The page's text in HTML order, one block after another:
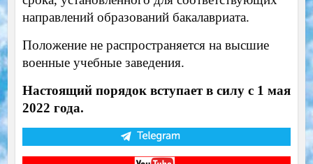
направлений образований бакалавриата.
Положение не распространяется на высшие
военные учебные заведения.
Настоящий порядок вступает в силу с 1 мая
2022 года.